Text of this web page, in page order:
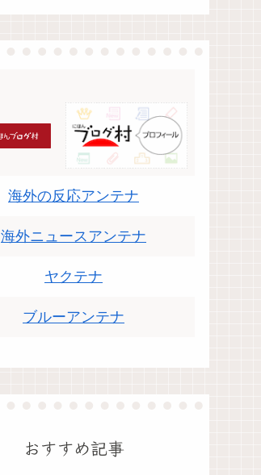
海外の反応アンテナ
海外ニュースアンテナ
ヤクテナ
ブルーアンテナ
おすすめ記事